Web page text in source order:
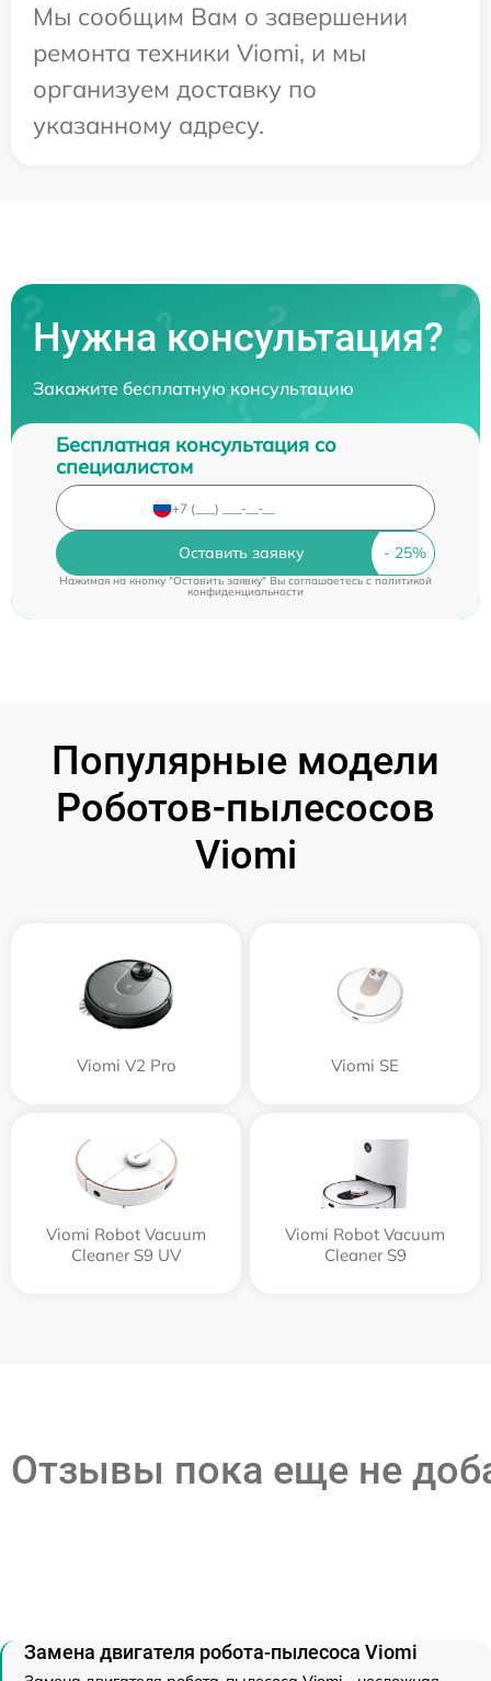
Мы сообщим Вам о завершении
ремонта техники Viomi, и мы
организуем доставку по
указанному адресу.
Нужна консультация?
Закажите бесплатную консультацию
Бесплатная консультация со
специалистом
Оставить заявку
Нажимая на кнопку "Оставить заявку" Вы соглашаетесь c политикой
конфиденциальности
Популярные модели
Роботов-пылесосов
Viomi
Viomi V2 Pro Viomi SE
Viomi Robot Vacuum
Cleaner S9 UV
Viomi Robot Vacuum
Cleaner S9
Отзывы пока еще не
Замена двигателя робота-пылесоса Viomi